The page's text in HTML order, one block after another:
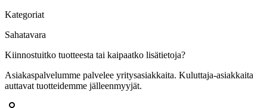
Kategoriat
Sahatavara
Kiinnostuitko tuotteesta tai kaipaatko lisätietoja?
Asiakaspalvelumme palvelee yritysasiakkaita. Kuluttaja-asiakkaita
auttavat tuotteidemme jälleenmyyjät.